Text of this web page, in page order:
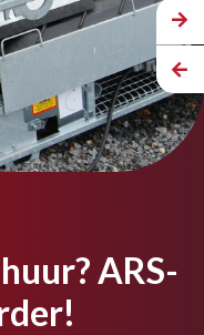
ARS-